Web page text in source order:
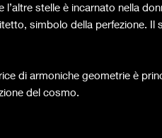
l’altre stelle è incarnato nella
simbolo della perfezione. Il
di armoniche geometrie è
del cosmo.